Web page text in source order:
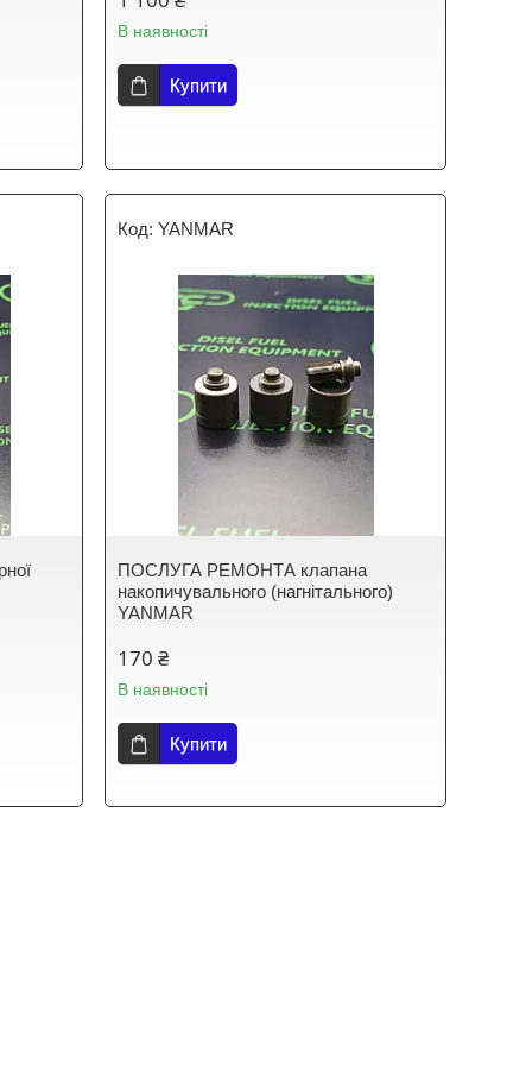
В наявності
Купити
YANMAR
ПОСЛУГА РЕМОНТА клапана
накопичувального (нагнітального)
YANMAR
170 ₴
В наявності
Купити